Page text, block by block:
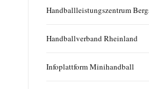
Handballleistungszentrum
Handballverband Rheinland
Infoplattform Minihandball